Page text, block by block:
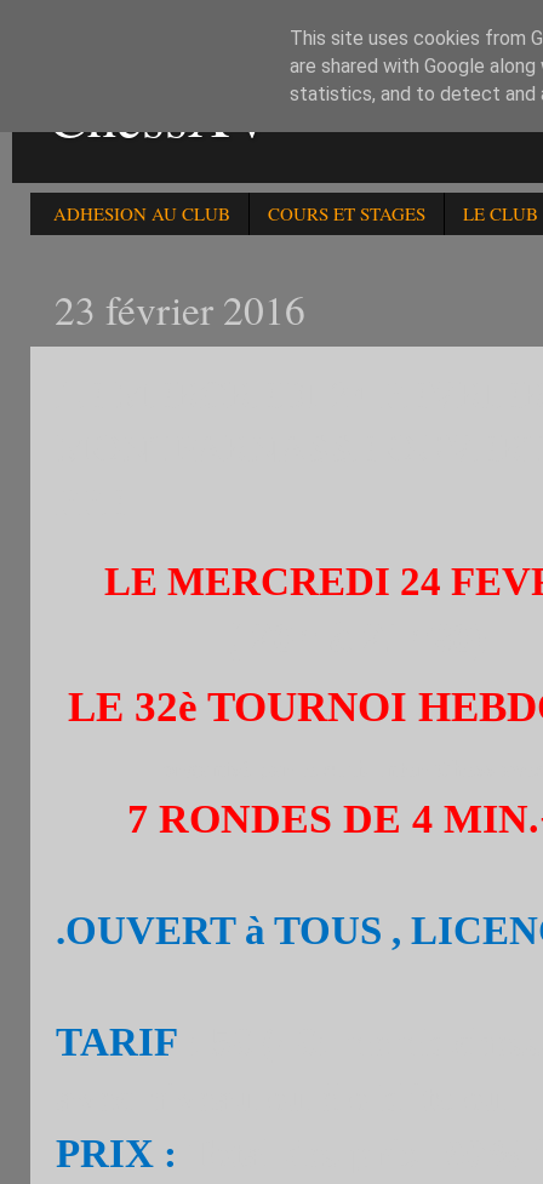
ChessXV
ADHESION AU CLUB COURS ET STAGES LE CLUB
23 février 2016
LE MERCREDI 24
LE 32è TOURNOI
7 RONDES DE 4
.OUVERT à TOUS ,
TARIF
PRIX :
This site uses cookies from
are shared with Google
statistics, and to detect and